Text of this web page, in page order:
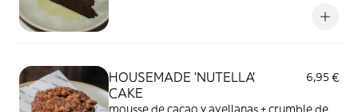
HOUSEMADE 'NUTELLA'
CAKE
6,95 €
mousse de cacao y avellanas + crumble de